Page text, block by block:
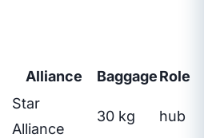
Alliance BaggageRole
Star
Alliance
30 kg hub